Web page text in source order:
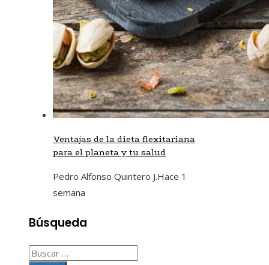
Ventajas de la dieta flexitariana
para el planeta y tu salud
Pedro Alfonso Quintero J.Hace 1
semana
Búsqueda
Buscar: